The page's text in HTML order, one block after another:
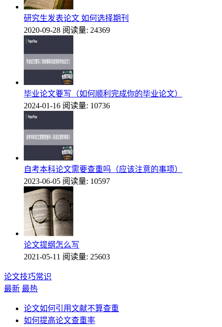
研究生发表论文 如何选择期刊
2020-09-28 阅读量: 24369
毕业论文要写（如何顺利完成你的毕业论文）
2024-01-16 阅读量: 10736
自考本科论文需要查重吗（应该注意的事项）
2023-06-05 阅读量: 10597
论文提纲怎么写
2021-05-11 阅读量: 25603
论文技巧常识
最新 最热
论文如何引用文献不算查重
如何提高论文查重率